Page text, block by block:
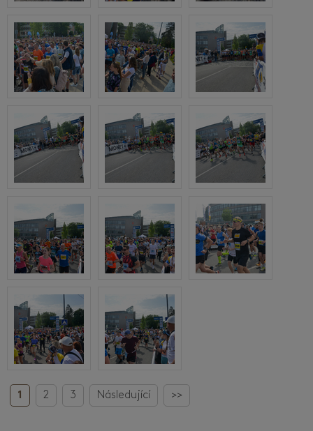
1 2 3 Následující >>